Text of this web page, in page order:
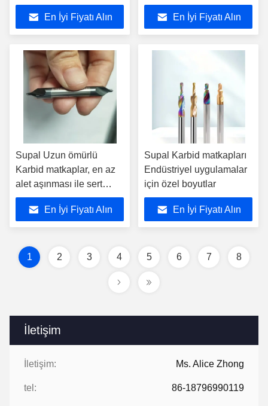
İletişim
İletişim: Ms. Alice Zhong
tel: 86-18796990119
Matkap Uçları
En İyi Fiyatı Alın
endüstriyel uygulamalar
için Supal dayanıklı
karbid matkapları
En İyi Fiyatı Alın
Supal Uzun ömürlü
Karbid matkaplar, en az
alet aşınması ile sert
alaşımlar ve kompozit
malzemelerle sondaj
yapmak için
En İyi Fiyatı Alın
Supal Karbid matkapları
Endüstriyel uygulamalar
için özel boyutlar
En İyi Fiyatı Alın
1 2 3 4 5 6 7 8